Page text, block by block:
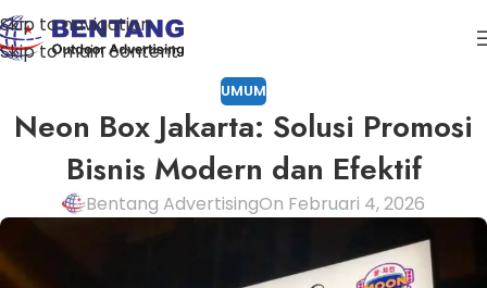
Skip to navigation
Skip to main content
UMUM
Neon Box Jakarta: Solusi Promosi
Bisnis Modern dan Efektif
Bentang AdvertisingOn Februari 4, 2026